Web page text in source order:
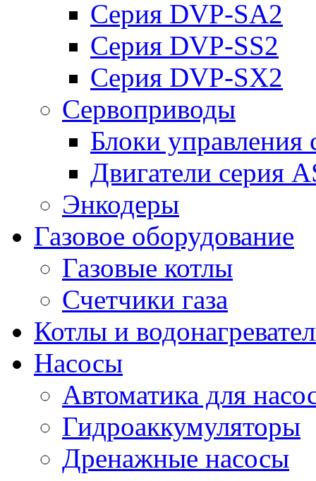
Серия DVP-SA2
Серия DVP-SS2
Серия DVP-SX2
Сервоприводы
Блоки
Двигатели серия
Энкодеры
Газовое оборудование
Газовые котлы
Счетчики газа
Котлы и
Насосы
Автоматика для
Гидроаккумуляторы
Дренажные насосы